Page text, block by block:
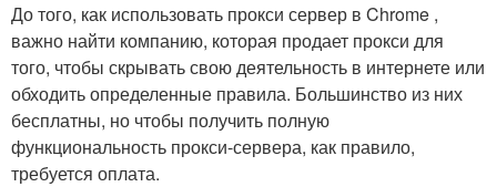
До того, как использовать прокси сервер в Chrome ,
важно найти компанию, которая продает прокси для
того, чтобы скрывать свою деятельность в интернете или
обходить определенные правила. Большинство из них
бесплатны, но чтобы получить полную
функциональность прокси-сервера, как правило,
требуется оплата.